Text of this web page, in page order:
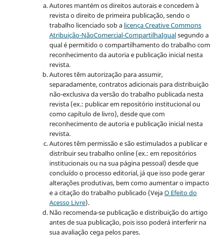
Autores mantém os direitos autorais e concedem à
revista o direito de primeira publicação, sendo o
trabalho licenciado sob a licença Creative Commons
Atribuição-NãoComercial-CompartilhaIgualsegundo a
qual é permitido o compartilhamento do trabalho com
reconhecimento da autoria e publicação inicial nesta
revista.
Autores têm autorização para assumir,
separadamente, contratos adicionais para distribuição
não-exclusiva da versão do trabalho publicada nesta
revista (ex.: publicar em repositório institucional ou
como capítulo de livro), desde que com
reconhecimento de autoria e publicação inicial nesta
revista.
Autores têm permissão e são estimulados a publicar e
distribuir seu trabalho online (ex.: em repositórios
institucionais ou na sua página pessoal) desde que
concluído o processo editorial, já que isso pode gerar
alterações produtivas, bem como aumentar o impacto
e a citação do trabalho publicado (VejaO Efeito do
Acesso Livre).
Não recomenda-se publicação e distribuição do artigo
antes de sua publicação, pois isso poderá interferir na
sua avaliação cega pelos pares.